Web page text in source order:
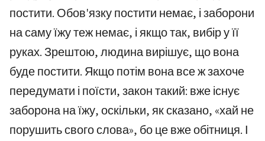
постити. Обов'язку постити немає, і заборони
на саму їжу теж немає, і якщо так, вибір у її
руках. Зрештою, людина вирішує, що вона
буде постити. Якщо потім вона все ж захоче
передумати і поїсти, закон такий: вже існує
заборона на їжу, оскільки, як сказано, «хай не
порушить свого слова», бо це вже обітниця. І